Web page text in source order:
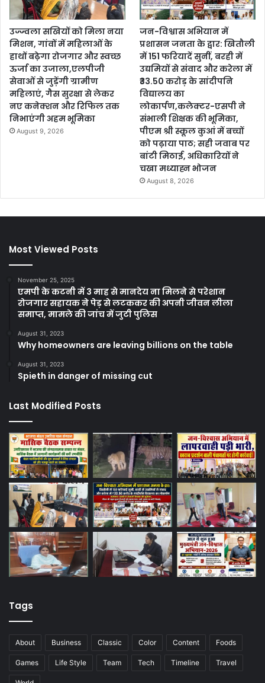
उज्ज्वला सखियों को मिला नया
मिशन, गांवों में महिलाओं के
हाथों बढ़ेगा रोजगार और स्वच्छ
ऊर्जा का उजाला,एलपीजी
सेवाओं से जुड़ेंगी ग्रामीण
महिलाएं, गैस सुरक्षा से लेकर
नए कनेक्शन और रिफिल तक
निभाएंगी अहम भूमिका
August 9, 2026
जन-विश्वास अभियान में
प्रशासन जनता के द्वार: खितौली
में 151 फरियादें सुनीं, बरही में
उद्यमियों से संवाद और करेला में
₹33.50 करोड़ के सांदीपनि
विद्यालय का
लोकार्पण,कलेक्टर-एसपी ने
संभाली शिक्षक की भूमिका,
पीएम श्री स्कूल कुआं में बच्चों
को पढ़ाया पाठ; सही जवाब पर
बांटी मिठाई, अधिकारियों ने
चखा मध्याह्न भोजन
August 8, 2026
Most Viewed Posts
November 25, 2025
एमपी के कटनी में 3 माह से मानदेय ना मिलने से परेशान
रोजगार सहायक ने पेड़ से लटककर की अपनी जीवन लीला
समाप्त, मामले की जांच में जुटी पुलिस
August 31, 2023
Why homeowners are leaving billions on the table
August 31, 2023
Spieth in danger of missing cut
Last Modified Posts
Tags
About Business Classic Color Content Foods
Games Life Style Team Tech Timeline Travel